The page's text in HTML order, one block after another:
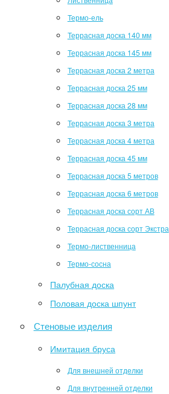
Термо-ель
Террасная доска 140 мм
Террасная доска 145 мм
Террасная доска 2 метра
Террасная доска 25 мм
Террасная доска 28 мм
Террасная доска 3 метра
Террасная доска 4 метра
Террасная доска 45 мм
Террасная доска 5 метров
Террасная доска 6 метров
Террасная доска сорт АВ
Террасная доска сорт Экстра
Термо-лиственница
Термо-сосна
Палубная доска
Половая доска шпунт
Стеновые изделия
Имитация бруса
Для внешней отделки
Для внутренней отделки